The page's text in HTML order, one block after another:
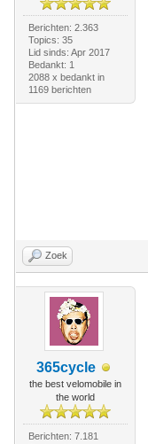
Berichten: 2.363
Topics: 35
Lid sinds: Apr 2017
Bedankt: 1
2088 x bedankt in
1169 berichten
Zoek
365cycle
the best velomobile in
the world
Berichten: 7.181